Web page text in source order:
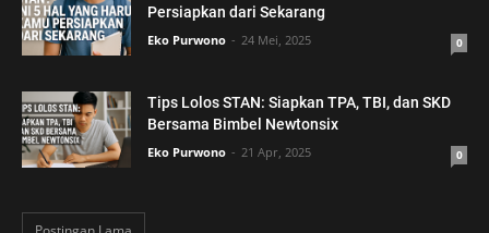
Persiapkan dari Sekarang
Eko Purwono 24 Mei, 2025 0
Tips Lolos STAN: Siapkan TPA, TBI, dan SKD
Bersama Bimbel Newtonsix
Eko Purwono 21 Apr, 2025 0